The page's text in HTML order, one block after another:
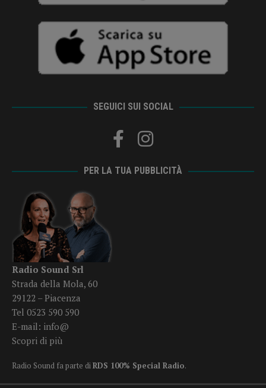
SEGUICI SUI SOCIAL
PER LA TUA PUBBLICITÀ
Radio Sound Srl
Strada della Mola, 60
29122 – Piacenza
Tel 0523 590 590
E-mail: info@
Scopri di più
Radio Sound fa parte diRDS 100% Special Radio.